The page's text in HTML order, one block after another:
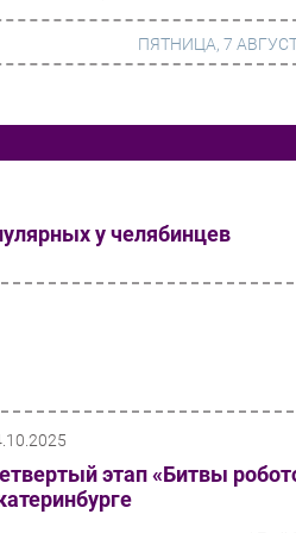
Финансы
Здоровье
ПЯТНИЦА, 7
у челябинцев
этап «Битвы